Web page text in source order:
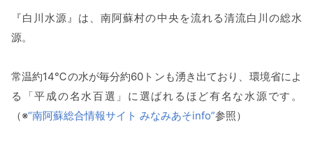
『白川水源』は、南阿蘇村の中央を流れる清流白川の総水
源。
常温約14℃の水が毎分約60トンも湧き出ており、環境省によ
る「平成の名水百選」に選ばれるほど有名な水源です。
（※“南阿蘇総合情報サイト みなみあそinfo”参照）